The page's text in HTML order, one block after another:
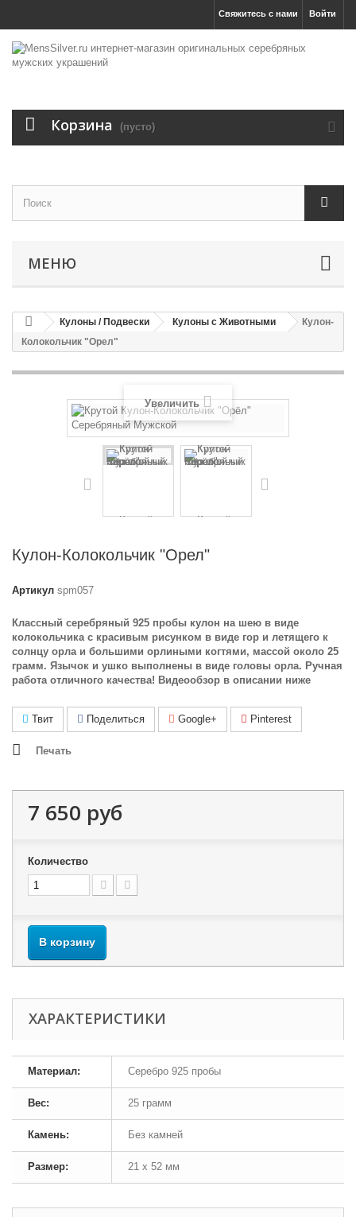
Войти
Свяжитесь с нами
Корзина (пусто)
МЕНЮ
Кулоны / Подвески Кулоны с Животными
Кулон-
Колокольчик "Орел"
Увеличить
Кулон-Колокольчик "Орел"
Артикул spm057
Классный серебряный 925 пробы кулон на шею в виде
колокольчика с красивым рисунком в виде гор и летящего к
солнцу орла и большими орлиными когтями, массой около 25
грамм. Язычок и ушко выполнены в виде головы орла. Ручная
работа отличного качества! Видеообзор в описании ниже
Твит Поделиться Google+ Pinterest
Печать
7 650 руб
Количество
В корзину
ХАРАКТЕРИСТИКИ
Материал: Серебро 925 пробы
Вес: 25 грамм
Камень: Без камней
Размер: 21 х 52 мм